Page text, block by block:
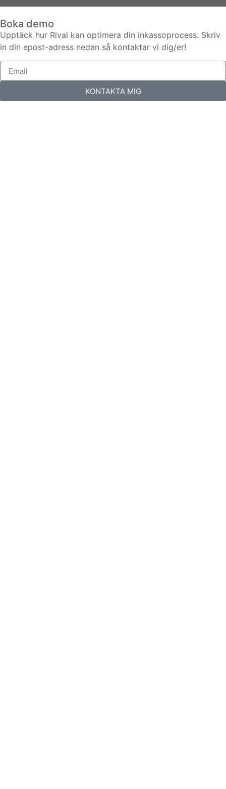
Boka demo
Upptäck hur Rival kan optimera din inkassoprocess. Skriv
in din epost-adress nedan så kontaktar vi dig/er!
KONTAKTA MIG